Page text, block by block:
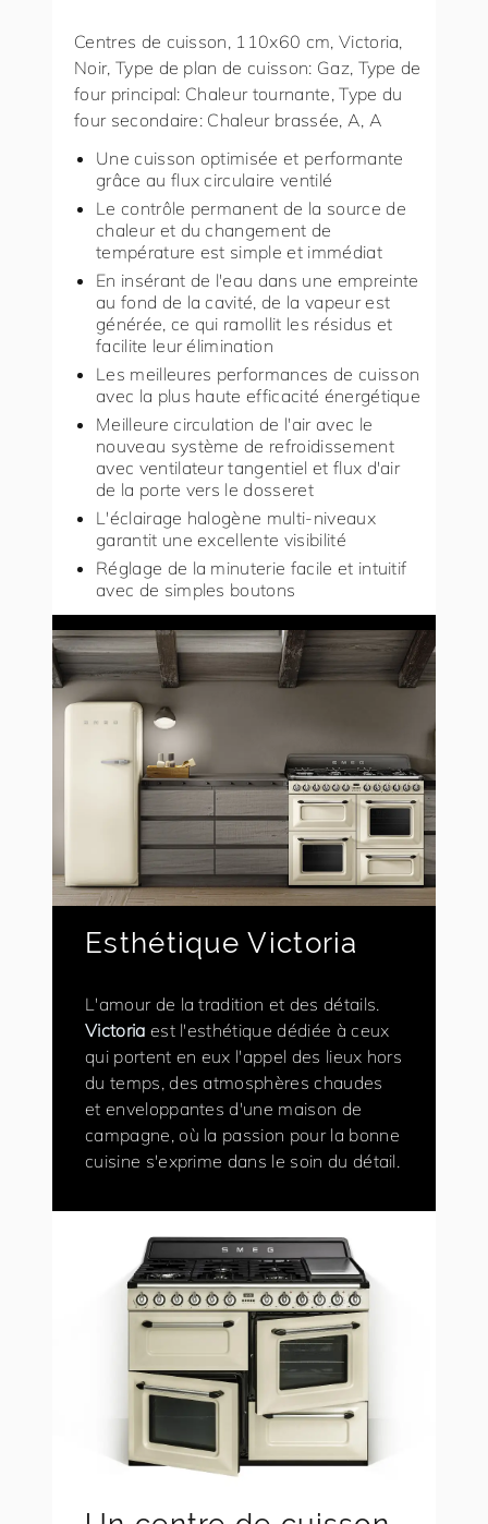
Centres de cuisson, 110x60 cm, Victoria,
Noir, Type de plan de cuisson: Gaz, Type de
four principal: Chaleur tournante, Type du
four secondaire: Chaleur brassée, A, A
Une cuisson optimisée et performante
grâce au flux circulaire ventilé
Le contrôle permanent de la source de
chaleur et du changement de
température est simple et immédiat
En insérant de l'eau dans une empreinte
au fond de la cavité, de la vapeur est
générée, ce qui ramollit les résidus et
facilite leur élimination
Les meilleures performances de cuisson
avec la plus haute efficacité énergétique
Meilleure circulation de l'air avec le
nouveau système de refroidissement
avec ventilateur tangentiel et flux d'air
de la porte vers le dosseret
L'éclairage halogène multi-niveaux
garantit une excellente visibilité
Réglage de la minuterie facile et intuitif
avec de simples boutons
Esthétique Victoria
L'amour de la tradition et des détails.
Victoria est l'esthétique dédiée à ceux
qui portent en eux l'appel des lieux hors
du temps, des atmosphères chaudes
et enveloppantes d'une maison de
campagne, où la passion pour la bonne
cuisine s'exprime dans le soin du détail.